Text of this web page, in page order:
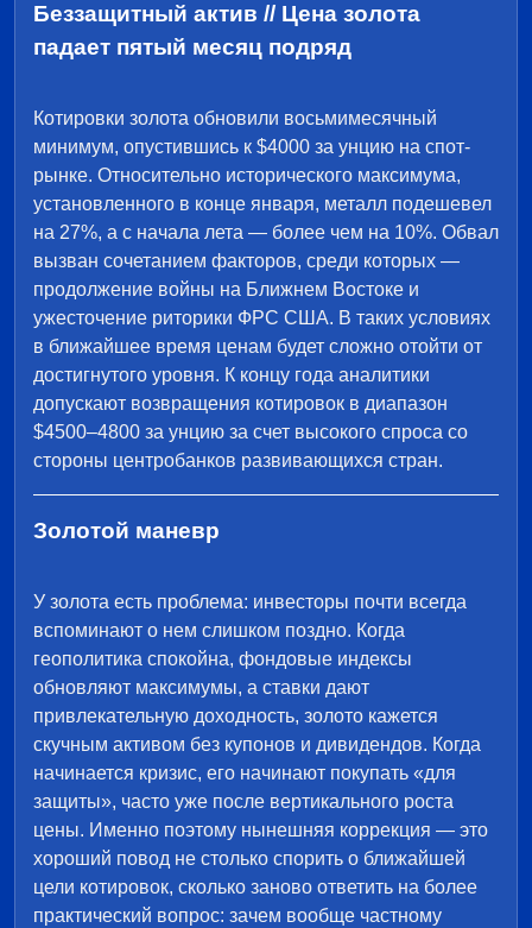
Беззащитный актив // Цена золота
падает пятый месяц подряд
Котировки золота обновили восьмимесячный
минимум, опустившись к $4000 за унцию на спот-
рынке. Относительно исторического максимума,
установленного в конце января, металл подешевел
на 27%, а с начала лета — более чем на 10%. Обвал
вызван сочетанием факторов, среди которых —
продолжение войны на Ближнем Востоке и
ужесточение риторики ФРС США. В таких условиях
в ближайшее время ценам будет сложно отойти от
достигнутого уровня. К концу года аналитики
допускают возвращения котировок в диапазон
$4500–4800 за унцию за счет высокого спроса со
стороны центробанков развивающихся стран.
Золотой маневр
У золота есть проблема: инвесторы почти всегда
вспоминают о нем слишком поздно. Когда
геополитика спокойна, фондовые индексы
обновляют максимумы, а ставки дают
привлекательную доходность, золото кажется
скучным активом без купонов и дивидендов. Когда
начинается кризис, его начинают покупать «для
защиты», часто уже после вертикального роста
цены. Именно поэтому нынешняя коррекция — это
хороший повод не столько спорить о ближайшей
цели котировок, сколько заново ответить на более
практический вопрос: зачем вообще частному